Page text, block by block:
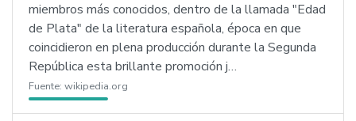
miembros más conocidos, dentro de la llamada "Edad
de Plata" de la literatura española, época en que
coincidieron en plena producción durante la Segunda
República esta brillante promoción j…
Fuente: wikipedia.org